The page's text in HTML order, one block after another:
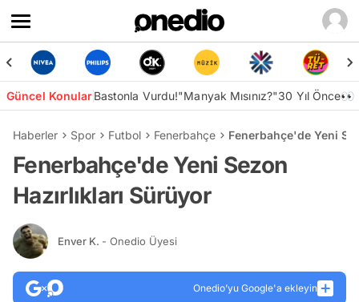
Güncel KonularBastonla Vurdu!"Manyak Mısınız?"30 Yıl Önce👀
Haberler Spor Futbol Fenerbahçe Fenerbahçe'de Yeni
Fenerbahçe'de Yeni Sezon
Hazırlıkları Sürüyor
Enver K. - Onedio Üyesi
Onedio’yu Google'a ekleyin